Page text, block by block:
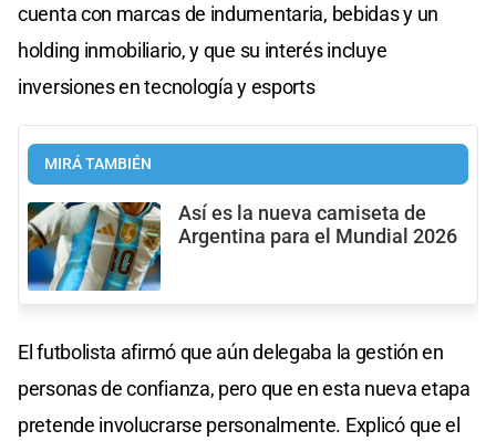
cuenta con marcas de indumentaria, bebidas y un
holding inmobiliario, y que su interés incluye
inversiones en tecnología y esports
MIRÁ TAMBIÉN
Así es la nueva camiseta de
Argentina para el Mundial 2026
El futbolista afirmó que aún delegaba la gestión en
personas de confianza, pero que en esta nueva etapa
pretende involucrarse personalmente. Explicó que el